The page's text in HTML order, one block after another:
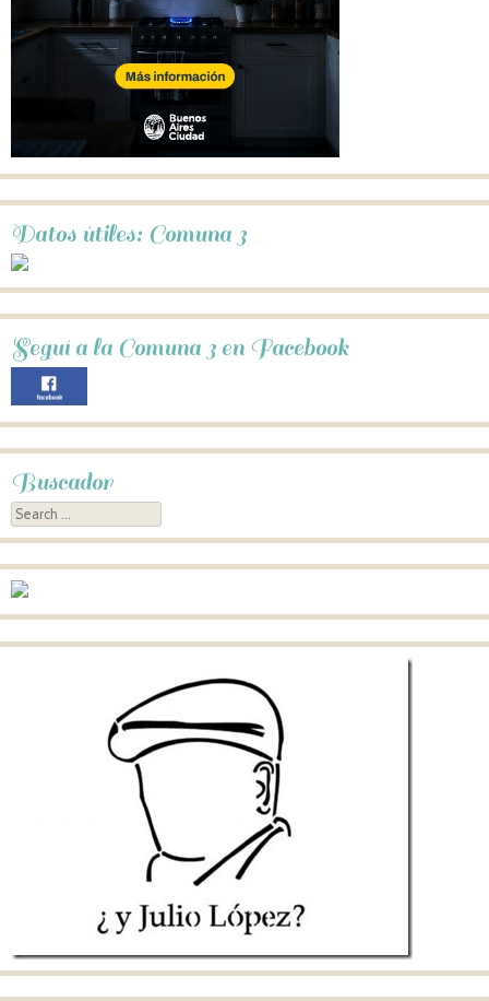
Datos útiles: Comuna 3
Seguí a la Comuna 3 en Facebook
Buscador
Search